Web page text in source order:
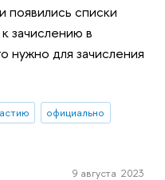
списки
зачислению в
нужно для зачисления
официально
9 августа 2023